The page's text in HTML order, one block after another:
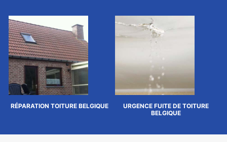
RÉPARATION TOITURE BELGIQUE
URGENCE FUITE DE TOITURE
BELGIQUE